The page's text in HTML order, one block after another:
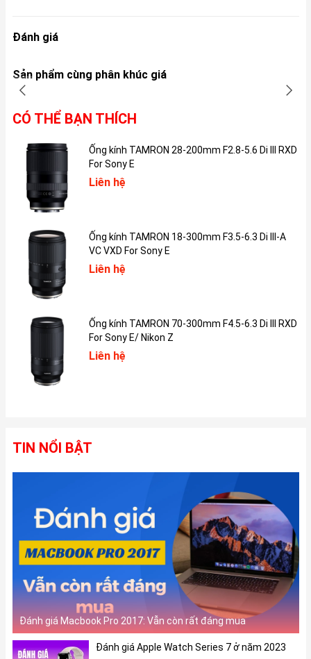
Ngoài ra, kể cả khi thao tác với bút, người dùng vẫn có thể thao
tác cùng lúc bằng tay trên màn hình cảm ứng.
Hoạt động liên tục trong 12 giờ
Phần cuối của bút là pin với thời gian sử dụng sau khi sạc đầy lên
đến 12 tiếng. Mặt khác với công nghệ sạc cực nhanh, Apple
Pencil 1 cho phép người dùng chỉ cần sạc 15 giây là có thể sử
dụng bút ngay lập tức trong vòng 30 phút.
Đánh giá
Sản phẩm cùng phân khúc giá
CÓ THỂ BẠN THÍCH
Ống kính TAMRON 28-200mm F2.8-5.6 Di III RXD
For Sony E
Liên hệ
Ống kính TAMRON 18-300mm F3.5-6.3 Di III-A
VC VXD For Sony E
Liên hệ
Ống kính TAMRON 70-300mm F4.5-6.3 Di III RXD
For Sony E/ Nikon Z
Liên hệ
TIN NỔI BẬT
Đánh giá Macbook Pro 2017: Vẫn còn rất đáng mua
Đánh giá Apple Watch Series 7 ở năm 2023